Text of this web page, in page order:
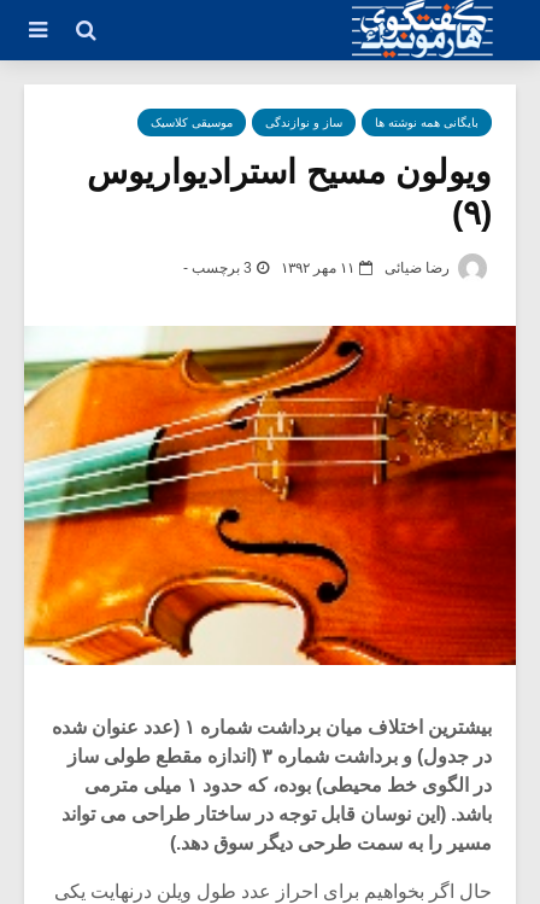
بایگانی همه نوشته ها ساز و نوازندگی موسیقی کلاسیک
ویولون مسیح استرادیواریوس
(۹)
رضا ضیائی ۱۱ مهر ۱۳۹۲ 3 برچسب -
بیشترین اختلاف میان برداشت شماره ۱ (عدد عنوان شده
در جدول) و برداشت شماره ۳ (اندازه مقطع طولی ساز
در الگوی خط محیطی) بوده، که حدود ۱ میلی مترمی
باشد. (این نوسان قابل توجه در ساختار طراحی می تواند
مسیر را به سمت طرحی دیگر سوق دهد.)
حال اگر بخواهیم برای احراز عدد طول ویلن درنهایت یکی